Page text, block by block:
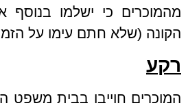
מהמוכרים כי ישלמו בנוסף
הקונה (שלא חתם עימו על
רקע
המוכרים חוייבו בבית משפט